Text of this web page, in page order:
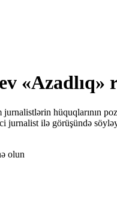
«Azadlıq»
hüquqlarının
jurnalist ilə görüşündə
olun